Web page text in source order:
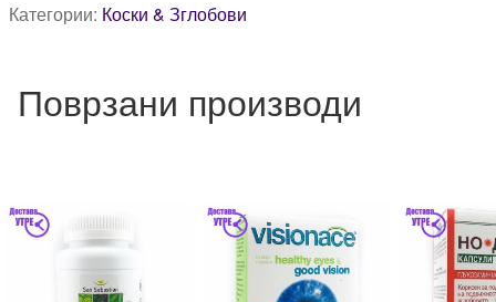
Категории: Коски & Зглобови
Поврзани производи